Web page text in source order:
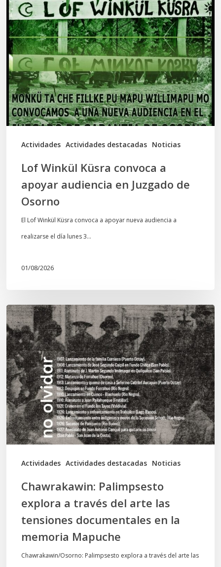
Actividades Actividades destacadas Noticias
Winkül
Küsra
convoca
a
apoyar
audiencia
en
Juzgado
Lof Winkül Küsra convoca a
apoyar audiencia en Juzgado de
Osorno
El Lof Winkül Küsra convoca a apoyar nueva audiencia a
realizarse el día lunes 3…
01/08/2026
Actividades Actividades destacadas Noticias
Chawrakawin:
Palimpsesto
explora
a
través
del
arte
las
tensiones
documentales
memoria
Mapuche
Chawrakawin: Palimpsesto
explora a través del arte las
tensiones documentales en la
memoria Mapuche
Chawrakawin/Osorno: Palimpsesto explora a través del arte las